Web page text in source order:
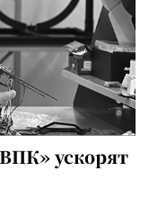
ускорят